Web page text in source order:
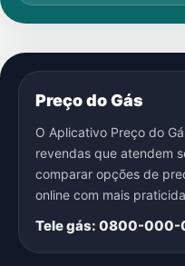
Preço do Gás
O Aplicativo Preço do
revendas que atendem
comparar opções de
online com mais
Tele gás: 0800-000-